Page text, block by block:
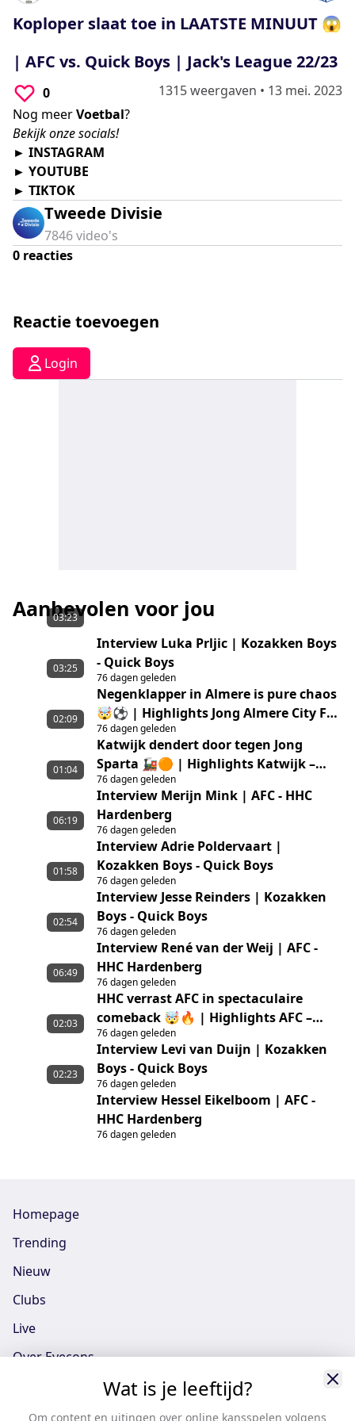
seconds
Koploper slaat toe in LAATSTE MINUUT 😱
| AFC vs. Quick Boys | Jack's League 22/23
0 1315 weergaven • 13 mei. 2023
Nog meerVoetbal?
Bekijk onze socials!
► INSTAGRAM
► YOUTUBE
► TIKTOK
Tweede Divisie
7846video's
0 reacties
Reactie toevoegen
Login
Aanbevolen voor jou
03:23
Interview Luka Prljic | Kozakken Boys
- Quick Boys
76 dagen geleden
03:25
Negenklapper in Almere is pure chaos
🤯⚽ | Highlights Jong Almere City FC
– GVVV
76 dagen geleden
02:09
Katwijk dendert door tegen Jong
Sparta 🚂🟠 | Highlights Katwijk –
Jong Sparta Rotterdam
76 dagen geleden
01:04
Interview Merijn Mink | AFC - HHC
Hardenberg
76 dagen geleden
06:19
Interview Adrie Poldervaart |
Kozakken Boys - Quick Boys
76 dagen geleden
01:58
Interview Jesse Reinders | Kozakken
Boys - Quick Boys
76 dagen geleden
02:54
Interview René van der Weij | AFC -
HHC Hardenberg
76 dagen geleden
06:49
HHC verrast AFC in spectaculaire
comeback 🤯🔥 | Highlights AFC –
HHC Hardenberg
76 dagen geleden
02:03
Interview Levi van Duijn | Kozakken
Boys - Quick Boys
76 dagen geleden
02:23
Interview Hessel Eikelboom | AFC -
HHC Hardenberg
76 dagen geleden
Homepage
Trending
Nieuw
Clubs
Live
Over Eyecons
Eyecons App - iOS
Eyecons App - Android
Wat is je leeftijd?
Om content en uitingen over online kansspelen volgens